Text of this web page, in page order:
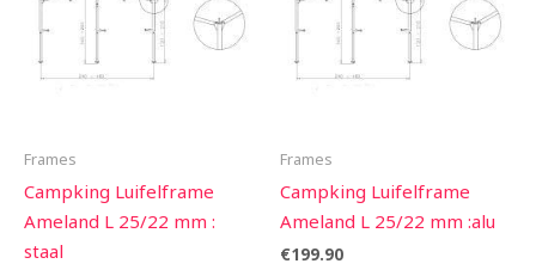
Frames
Campking Luifelframe
Ameland L 25/22 mm :
staal
Frames
Campking Luifelframe
Ameland L 25/22 mm :alu
€199.90